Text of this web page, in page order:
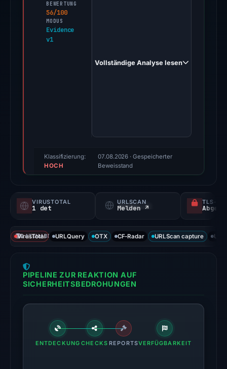
BEWERTUNG
56/100
MODUS
Evidence
v1
wallet-
score:
56/100
score,
a
probability).
signals:
1
of
VirusTotal
engines
Vollständige Analyse lesen
Klassifizierung:
HOCH
07.08.2026 · Gespeicherter
Beweisstand
VIRUSTOTAL
1 det
URLSCAN
Melden ↗
TLS-
DATENABDECKUNG
VirusTotal URLQuery OTX CF-Radar URLScan capture
PIPELINE ZUR REAKTION AUF
SICHERHEITSBEDROHUNGEN
ENTDECKUNG CHECKS REPORTSVERFÜGBARKEIT